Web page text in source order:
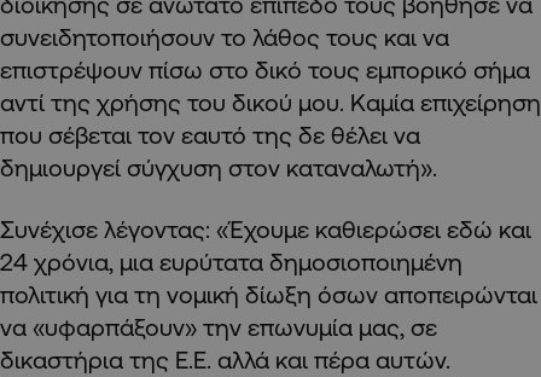
συνειδητοποιήσουν το λάθος τους και να
επιστρέψουν πίσω στο δικό τους εμπορικό σήμα
αντί της χρήσης του δικού μου. Καμία επιχείρηση
που σέβεται τον εαυτό της δε θέλει να
δημιουργεί σύγχυση στον καταναλωτή».
Συνέχισε λέγοντας: «Έχουμε καθιερώσει εδώ και
24 χρόνια, μια ευρύτατα δημοσιοποιημένη
πολιτική για τη νομική δίωξη όσων αποπειρώνται
να «υφαρπάξουν» την επωνυμία μας, σε
δικαστήρια της Ε.Ε. αλλά και πέρα αυτών.